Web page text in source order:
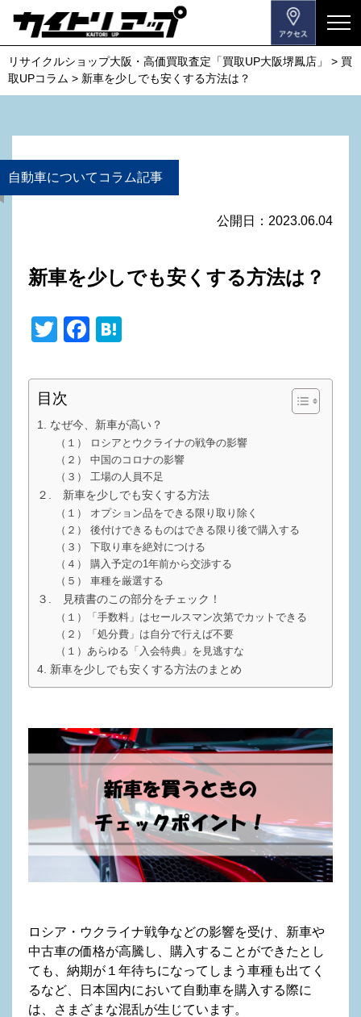
メ
ニ
ュ
リサイクルショップ大阪・高価買取査定「買取UP大阪堺鳳店」 > 買
取UPコラム > 新車を少しでも安くする方法は？
自動車についてコラム記事
公開日：2023.06.04
新車を少しでも安くする方法は？
T
tt
er
F
c
b
o
o
k
e
a
目次
1. なぜ今、新車が高い？
（１） ロシアとウクライナの戦争の影響
（２） 中国のコロナの影響
（３） 工場の人員不足
２. 新車を少しでも安くする方法
（１） オプション品をできる限り取り除く
（２） 後付けできるものはできる限り後で購入する
（３） 下取り車を絶対につける
（４） 購入予定の1年前から交渉する
（５） 車種を厳選する
３. 見積書のこの部分をチェック！
（１）「手数料」はセールスマン次第でカットできる
（２）「処分費」は自分で行えば不要
（１）あらゆる「入会特典」を見逃すな
4. 新車を少しでも安くする方法のまとめ
ロシア・ウクライナ戦争などの影響を受け、新車や
中古車の価格が高騰し、購入することができたとし
ても、納期が１年待ちになってしまう車種も出てく
るなど、日本国内において自動車を購入する際に
は、さまざまな混乱が生じています。